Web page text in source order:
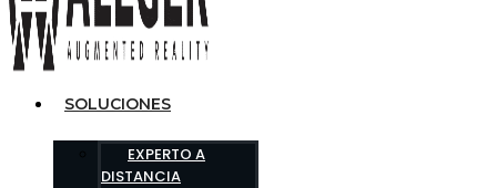
SOLUCIONES
EXPERTO A
DISTANCIA